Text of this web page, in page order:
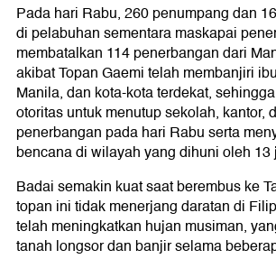
Pada hari Rabu, 260 penumpang dan
di pelabuhan sementara maskapai
membatalkan 114 penerbangan dari
akibat Topan Gaemi telah membanjiri
Manila, dan kota-kota terdekat,
otoritas untuk menutup sekolah, kantor,
penerbangan pada hari Rabu serta
bencana di wilayah yang dihuni oleh 13
Badai semakin kuat saat berembus ke
topan ini tidak menerjang daratan di
telah meningkatkan hujan musiman,
tanah longsor dan banjir selama